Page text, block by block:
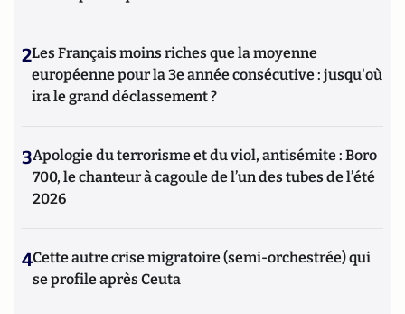
2Les Français moins riches que la moyenne
européenne pour la 3e année consécutive : jusqu'où
ira le grand déclassement ?
3Apologie du terrorisme et du viol, antisémite : Boro
700, le chanteur à cagoule de l’un des tubes de l’été
2026
4Cette autre crise migratoire (semi-orchestrée) qui
se profile après Ceuta